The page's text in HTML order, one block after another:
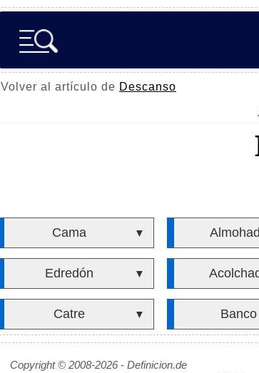
Volver al artículo de Descanso
Cama ▼
Edredón ▼
Catre ▼ Banco
Copyright © 2008-2026 - Definicion.de